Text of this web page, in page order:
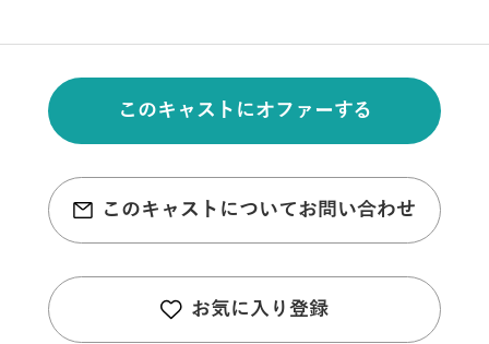
このキャストにオファーする
このキャストについてお問い合わせ
お気に入り登録